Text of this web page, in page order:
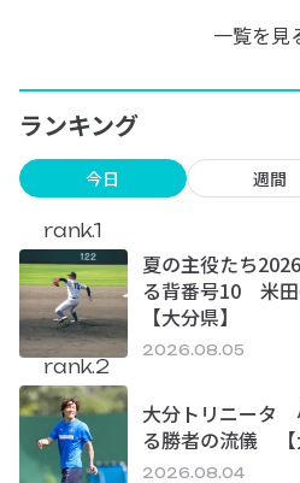
一覧を見
ランキング
今日 週間
rank.1
夏の主役たち
る背番号10 米
【大分県】
2026.08.05
rank.2
大分トリニータ
る勝者の流儀 【
2026.08.04